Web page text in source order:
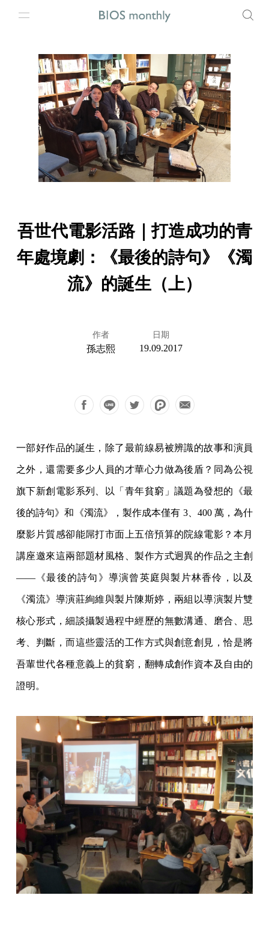
吾世代電影活路｜打造成功的青
年處境劇：《最後的詩句》《濁
流》的誕生（上）
作者
孫志熙
日期
19.09.2017
一部好作品的誕生，除了最前線易被辨識的故事和演員
之外，還需要多少人員的才華心力做為後盾？同為公視
旗下新創電影系列、以「青年貧窮」議題為發想的《最
後的詩句》和《濁流》，製作成本僅有 3、400 萬，為什
麼影片質感卻能屌打市面上五倍預算的院線電影？本月
講座邀來這兩部題材風格、製作方式迥異的作品之主創
——《最後的詩句》導演曾英庭與製片林香伶，以及
《濁流》導演莊絢維與製片陳斯婷，兩組以導演製片雙
核心形式，細談攝製過程中經歷的無數溝通、磨合、思
考、判斷，而這些靈活的工作方式與創意創見，恰是將
吾輩世代各種意義上的貧窮，翻轉成創作資本及自由的
證明。